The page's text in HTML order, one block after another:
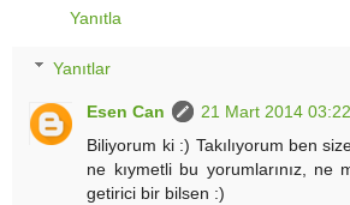
Yanıtla
Yanıtlar
Esen Can
21 Mart 2014 03:22
Biliyorum ki :) Takılıyorum ben
ne kıymetli bu yorumlarınız, ne
getirici bir bilsen :)